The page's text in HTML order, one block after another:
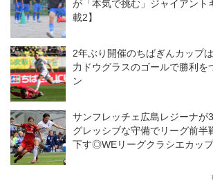
が「本気で挑む」ジャイアント
載2】
2年ぶり開催のちばぎんカップ
力ドウグラスのゴールで勝利
ン
サンフレッチェ広島レジーナが
グレッシブな守備でリーグ前半
下す◎WEリーグクラシエカップ